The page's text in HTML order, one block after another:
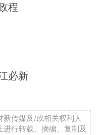
程
必新
传媒及/或相关权利人
行转载、摘编、复制及